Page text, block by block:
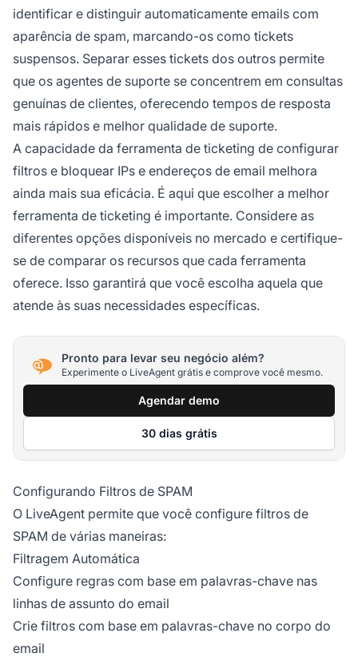
identificar e distinguir automaticamente emails com
aparência de spam, marcando-os como tickets
suspensos. Separar esses tickets dos outros permite
que os agentes de suporte se concentrem em consultas
genuínas de clientes, oferecendo tempos de resposta
mais rápidos e melhor qualidade de suporte.
A capacidade da ferramenta de ticketing de configurar
filtros e bloquear IPs e endereços de email melhora
ainda mais sua eficácia. É aqui que escolher a melhor
ferramenta de ticketing é importante. Considere as
diferentes opções disponíveis no mercado e certifique-
se de comparar os recursos que cada ferramenta
oferece. Isso garantirá que você escolha aquela que
atende às suas necessidades específicas.
Pronto para levar seu negócio além?
Experimente o LiveAgent grátis e comprove você mesmo.
Agendar demo
30 dias grátis
Configurando Filtros de SPAM
O LiveAgent permite que você configure filtros de
SPAM de várias maneiras:
Filtragem Automática
Configure regras com base em palavras-chave nas
linhas de assunto do email
Crie filtros com base em palavras-chave no corpo do
email